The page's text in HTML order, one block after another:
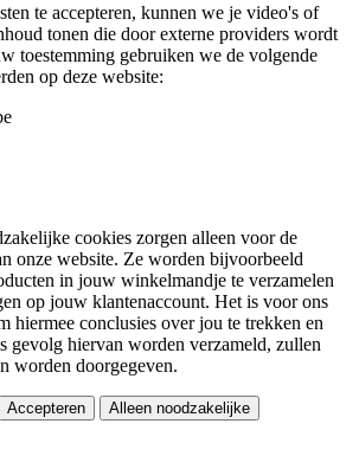
te accepteren, kunnen we je video's of
tonen die door externe providers wordt
toestemming gebruiken we de volgende
op deze website:
cookies zorgen alleen voor de
onze website. Ze worden bijvoorbeeld
in jouw winkelmandje te verzamelen
op jouw klantenaccount. Het is voor ons
hiermee conclusies over jou te trekken en
gevolg hiervan worden verzameld, zullen
worden doorgegeven.
Accepteren Alleen noodzakelijke